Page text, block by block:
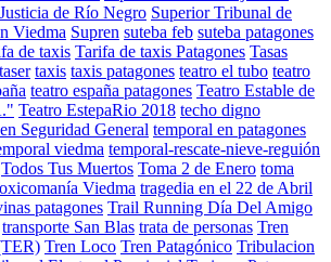
de Río Negro Superior Tribunal de
Viedma Supren suteba feb suteba patagones
de taxis Tarifa de taxis Patagones Tasas
taser taxis taxis patagones teatro el tubo teatro
teatro españa patagones Teatro Estable de
Teatro EstepaRio 2018 techo digno
Seguridad General temporal en patagones
viedma temporal-rescate-nieve-reguión
Todos Tus Muertos Toma 2 de Enero toma
Viedma tragedia en el 22 de Abril
patagones Trail Running Día Del Amigo
transporte San Blas trata de personas Tren
Tren Loco Tren Patagónico Tribulacion